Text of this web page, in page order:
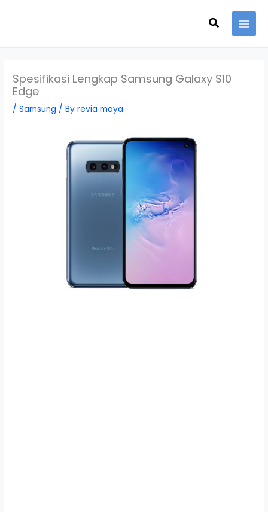
Search
Spesifikasi Lengkap Samsung Galaxy S10
Edge
/Samsung / Byrevia maya